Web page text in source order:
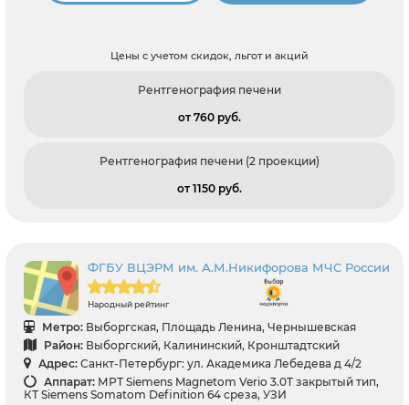
Цены с учетом скидок, льгот и акций
Рентгенография печени
от 760 pуб.
Рентгенография печени (2 проекции)
от 1150 pуб.
ФГБУ ВЦЭРМ им. А.М.Никифорова МЧС России
Народный рейтинг
Метро: Выборгская, Площадь Ленина, Чернышевская
Район: Выборгский, Калининский, Кронштадтский
Адрес: Санкт-Петербург: ул. Академика Лебедева д 4/2
Аппарат: МРТ Siemens Magnetom Verio 3.0T закрытый тип,
КТ Siemens Somatom Definition 64 среза, УЗИ